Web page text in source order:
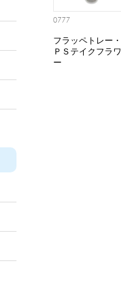
0777
フラッペトレー・
ＰＳテイクフラワ
ー